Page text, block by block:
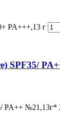
PA+++,13 г
SPF35/
PA++ №21,13г*